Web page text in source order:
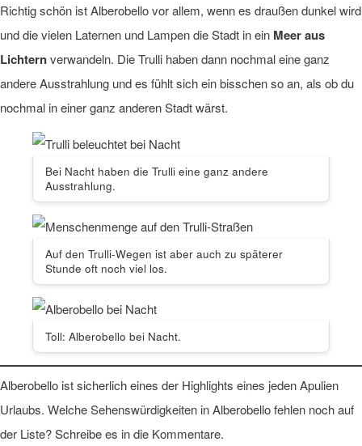
Richtig schön ist Alberobello vor allem, wenn es draußen dunkel wird
und die vielen Laternen und Lampen die Stadt in ein Meer aus
Lichternverwandeln. Die Trulli haben dann nochmal eine ganz
andere Ausstrahlung und es fühlt sich ein bisschen so an, als ob du
nochmal in einer ganz anderen Stadt wärst.
Bei Nacht haben die Trulli eine ganz andere
Ausstrahlung.
Auf den Trulli-Wegen ist aber auch zu späterer
Stunde oft noch viel los.
Toll: Alberobello bei Nacht.
Alberobello ist sicherlich eines der Highlights eines jeden Apulien
Urlaubs. Welche Sehenswürdigkeiten in Alberobello fehlen noch auf
der Liste? Schreibe es in die Kommentare.